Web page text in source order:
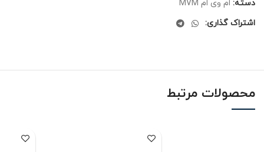
دسته: ام وی ام MVM
اشتراک گذاری:
محصولات مرتبط